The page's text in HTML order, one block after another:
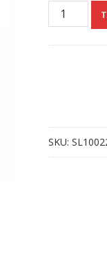
Originele
laptop
SKU: